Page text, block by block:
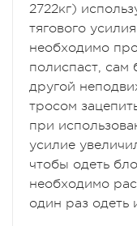
2722кг)
тягового
необходимо
полиспаст, сам
другой
тросом
при
усилие
чтобы одеть
необходимо
один раз одеть